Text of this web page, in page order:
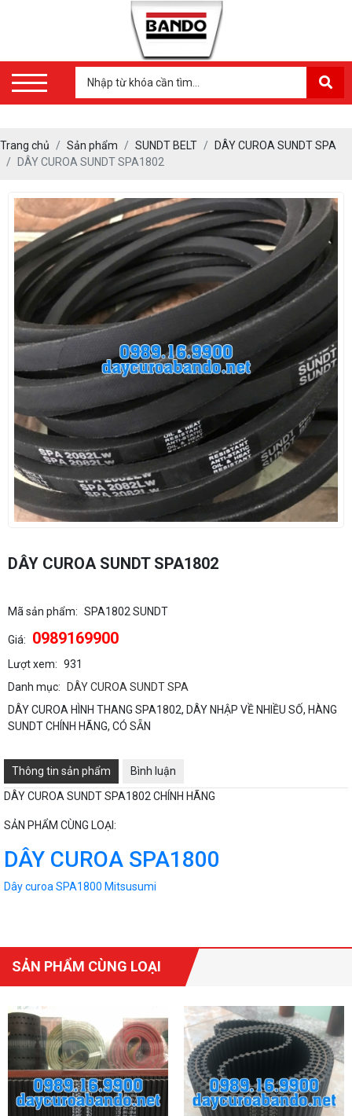
Trang chủ Sản phẩm SUNDT BELT
DÂY CUROA SUNDT SPA
DÂY CUROA SUNDT SPA1802
DÂY CUROA SUNDT SPA1802
Mã sản phẩm: SPA1802 SUNDT
Giá: 0989169900
Lượt xem: 931
Danh mục:
DÂY CUROA SUNDT SPA
DÂY CUROA HÌNH THANG SPA1802, DÂY NHẬP VỀ NHIỀU SỐ, HÀNG
SUNDT CHÍNH HÃNG, CÓ SẴN
Thông tin sản phẩm
Bình luận
DÂY CUROA SUNDT SPA1802 CHÍNH HÃNG
SẢN PHẨM CÙNG LOẠI:
DÂY CUROA SPA1800
Dây curoa SPA1800 Mitsusumi
SẢN PHẨM CÙNG LOẠI